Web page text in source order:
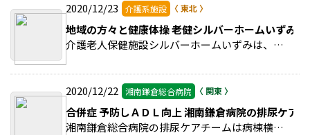
2020/12/23 介護系施設
地域の方々と健康体操 老健シルバーホームいずみ
介護老人保健施設シルバーホームいずみは、地元の高齢者サークルからの依頼で「健康体操」を実施した。 >>続きを読む
2020/12/22 湘南鎌倉総合病院
合併症 予防しＡＤＬ向上 湘南鎌倉病院の排尿ケア
湘南鎌倉総合病院の排尿ケアチームは病棟横断的に活動し、尿道カテーテル抜去前後に排尿障害のある患者さんに介入する取り組みを展開している。 >>続きを読む